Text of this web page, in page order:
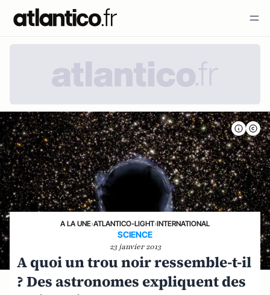
A LA UNE›ATLANTICO-LIGHT›INTERNATIONAL
SCIENCE
23 janvier 2013
A quoi un trou noir ressemble-t-il
? Des astronomes expliquent des